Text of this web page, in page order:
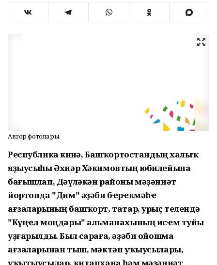
Автор фотолары.
Республика көнөнә, Башҡортостандың халыҡ
яҙыусыһы Әхиәр Хәкимовтың юбилейына
бағышлап, Дәүләкән районы мәҙәниәт
йортонда "Дим" әҙәби бҽрҽкмәһҽ
ағзаларының башҡорт, татар, урыҫ телендә
"Күңҽл моңдары" альманахының исҽм туйы
уҙғарылды. Был сараға, әҙәби ойошма
ағзаларынан тыш, мәктәп уҡыусылары,